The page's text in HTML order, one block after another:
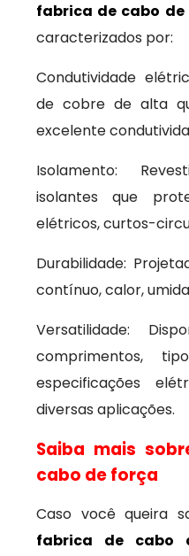
fabrica de cabo
caracterizados por:
Condutividade
de cobre de alta
excelente
Isolamento:
isolantes que
elétricos, curtos-
Durabilidade:
contínuo, calor,
Versatilidade:
comprimentos,
especificações
diversas aplicações.
Saiba mais
cabo de força
Caso você queira
fabrica de cabo